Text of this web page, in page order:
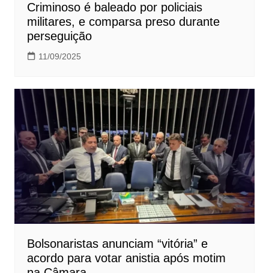
Criminoso é baleado por policiais
militares, e comparsa preso durante
perseguição
11/09/2025
Bolsonaristas anunciam “vitória” e
acordo para votar anistia após motim